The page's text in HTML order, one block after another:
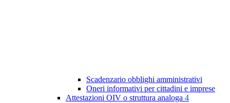
Scadenzario obblighi amministrativi
Oneri informativi per cittadini e imprese
Attestazioni OIV o struttura analoga 4